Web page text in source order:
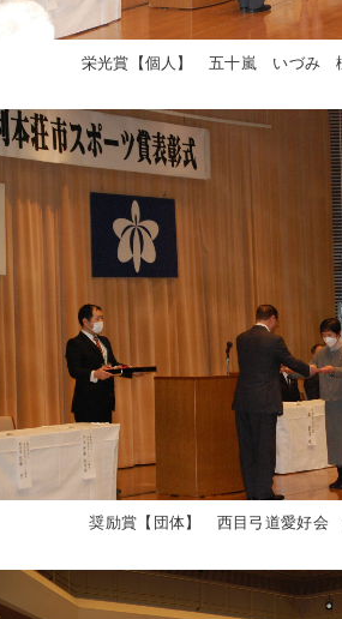
栄光賞【個人】 五十嵐 いづみ 様
奨励賞【団体】 西目弓道愛好会